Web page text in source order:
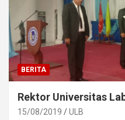
BERITA
Rektor Universitas
15/08/2019 ULB